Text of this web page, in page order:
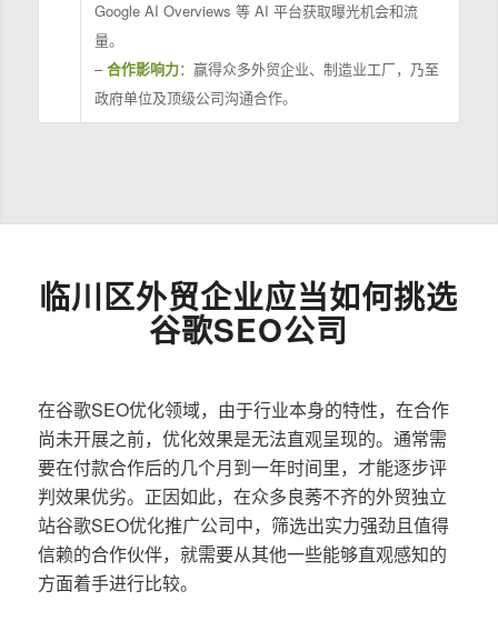
Google AI Overviews 等 AI 平台获取曝光机会和流
量。
–合作影响力：赢得众多外贸企业、制造业工厂，乃至
政府单位及顶级公司沟通合作。
临川区外贸企业应当如何挑选
谷歌SEO公司
在谷歌SEO优化领域，由于行业本身的特性，在合作
尚未开展之前，优化效果是无法直观呈现的。通常需
要在付款合作后的几个月到一年时间里，才能逐步评
判效果优劣。正因如此，在众多良莠不齐的外贸独立
站谷歌SEO优化推广公司中，筛选出实力强劲且值得
信赖的合作伙伴，就需要从其他一些能够直观感知的
方面着手进行比较。